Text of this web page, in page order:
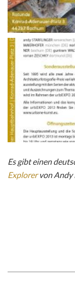
Es gibt einen
Explorervon Andy